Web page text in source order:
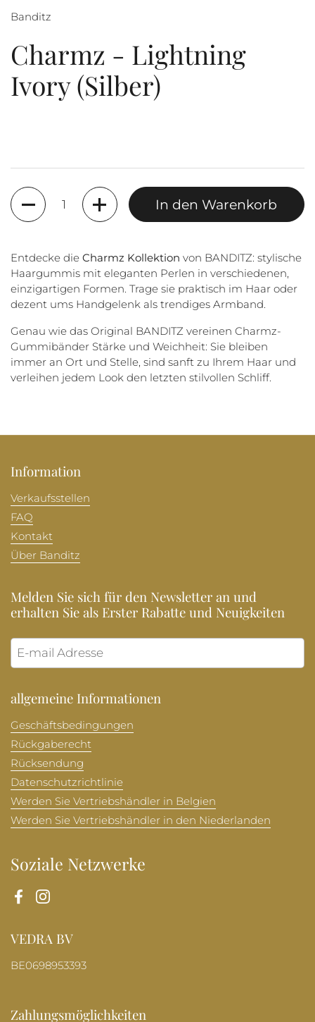
Banditz
Charmz - Lightning
Ivory (Silber)
Anzahl
In den Warenkorb
Entdecke die Charmz Kollektion von BANDITZ: stylische
Haargummis mit eleganten Perlen in verschiedenen,
einzigartigen Formen. Trage sie praktisch im Haar oder
dezent ums Handgelenk als trendiges Armband.
Genau wie das Original BANDITZ vereinen Charmz-
Gummibänder Stärke und Weichheit: Sie bleiben
immer an Ort und Stelle, sind sanft zu Ihrem Haar und
verleihen jedem Look den letzten stilvollen Schliff.
Information
Verkaufsstellen
FAQ
Kontakt
Über Banditz
Melden Sie sich für den Newsletter an und
erhalten Sie als Erster Rabatte und Neuigkeiten
allgemeine Informationen
Geschäftsbedingungen
Rückgaberecht
Rücksendung
Datenschutzrichtlinie
Werden Sie Vertriebshändler in Belgien
Werden Sie Vertriebshändler in den Niederlanden
Soziale Netzwerke
FacebookInstagram
VEDRA BV
BE0698953393
Zahlungsmöglichkeiten